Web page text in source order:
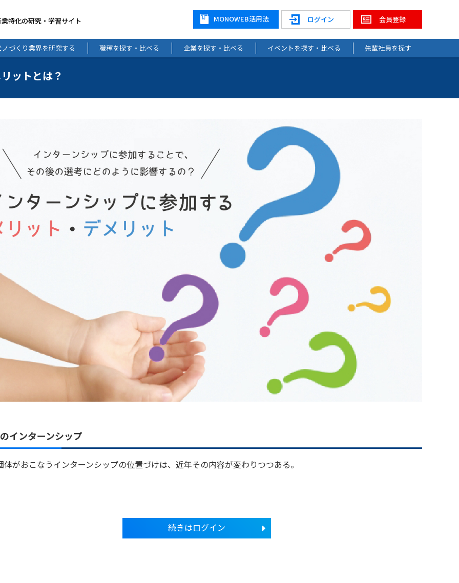
特化の研究・学習サイト 会員登録
ログイン
MONOWEB活用法
ノづくり業界を研究する 職種を探す・比べる 企業を探す・比べる イベントを探す・比べる 先輩社員を探す
ットとは？
インターンシップ
体がおこなうインターンシップの位置づけは、近年その内容が変わりつつある。
続きはログイン